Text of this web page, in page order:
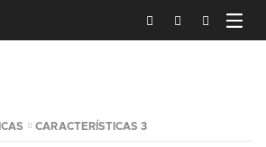
CARACTERÍSTICAS 3